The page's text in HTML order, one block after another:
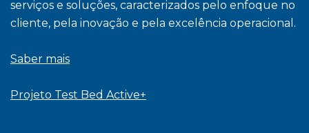
serviços e soluções, caracterizados pelo enfoque no
cliente, pela inovação e pela excelência operacional.
Saber mais
Projeto Test Bed Active+